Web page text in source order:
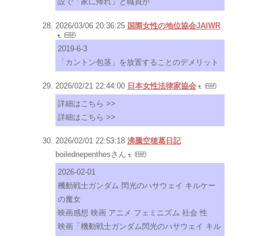
2026/03/06 20:36:25 国際女性の地位協会JAIWR
2019-6-3
「カントン包茎」を放置することのデメリット
2026/02/21 22:44:00 日本女性法律家協会
詳細はこちら >>
詳細はこちら >>
2026/02/01 22:53:18 沸騰空穂葛日記
boilednepenthesさん
2026-02-01
機動戦士ガンダム 閃光のハサウェイ キルケー
の魔女
映画感想 映画 アニメ フェミニズム 社会 性
映画「機動戦士ガンダム閃光のハサウェイ キル